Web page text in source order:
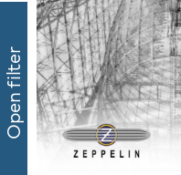
Open filter